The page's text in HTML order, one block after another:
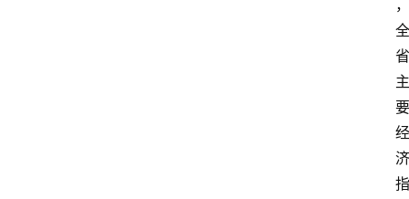
，
全
省
主
要
经
济
指